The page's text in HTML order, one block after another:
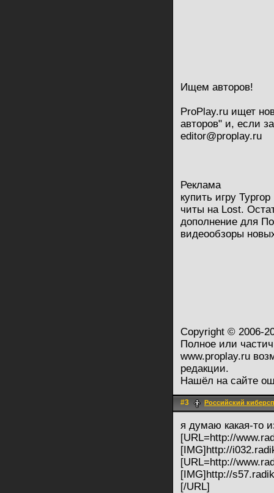
Ищем авторов!
ProPlay.ru ищет
авторов" и, если
editor@proplay.ru
Реклама
купить игру Тургор
читы на Lost.
дополнение для
видеообзоры
Copyright © 2006-
Полное или
www.proplay.ru
редакции.
Нашёл на сайте
#3 Российский
я думаю какая-то
[URL=http://
[IMG]http://
[URL=http://
[IMG]http://
[/URL]